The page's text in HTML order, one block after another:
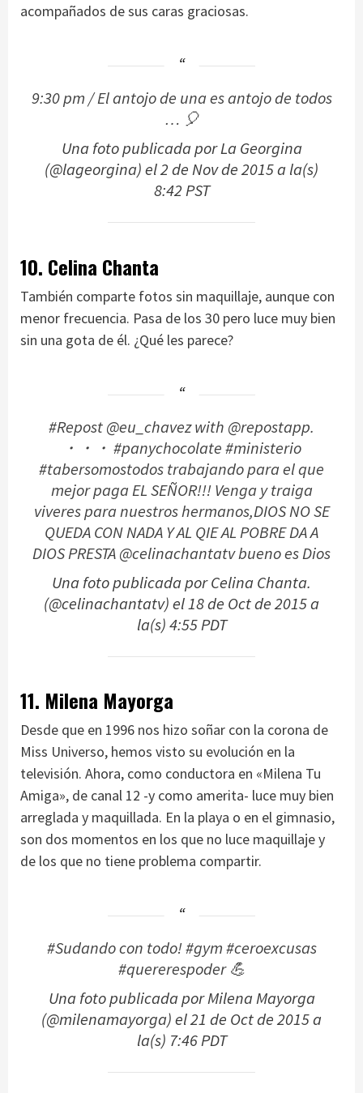
acompañados de sus caras graciosas.
9:30 pm / El antojo de una es antojo de todos
… 🎈
Una foto publicada por La Georgina
(@lageorgina) el2 de Nov de 2015 a la(s)
8:42 PST
10. Celina Chanta
También comparte fotos sin maquillaje, aunque con
menor frecuencia. Pasa de los 30 pero luce muy bien
sin una gota de él. ¿Qué les parece?
#Repost @eu_chavez with @repostapp.
・・・ #panychocolate #ministerio
#tabersomostodos trabajando para el que
mejor paga EL SEÑOR!!! Venga y traiga
viveres para nuestros hermanos,DIOS NO SE
QUEDA CON NADA Y AL QIE AL POBRE DA A
DIOS PRESTA @celinachantatv bueno es Dios
Una foto publicada por Celina Chanta.
(@celinachantatv) el18 de Oct de 2015 a
la(s) 4:55 PDT
11. Milena Mayorga
Desde que en 1996 nos hizo soñar con la corona de
Miss Universo, hemos visto su evolución en la
televisión. Ahora, como conductora en «Milena Tu
Amiga», de canal 12 -y como amerita- luce muy bien
arreglada y maquillada. En la playa o en el gimnasio,
son dos momentos en los que no luce maquillaje y
de los que no tiene problema compartir.
#Sudando con todo! #gym #ceroexcusas
#quererespoder 💪
Una foto publicada por Milena Mayorga
(@milenamayorga) el21 de Oct de 2015 a
la(s) 7:46 PDT